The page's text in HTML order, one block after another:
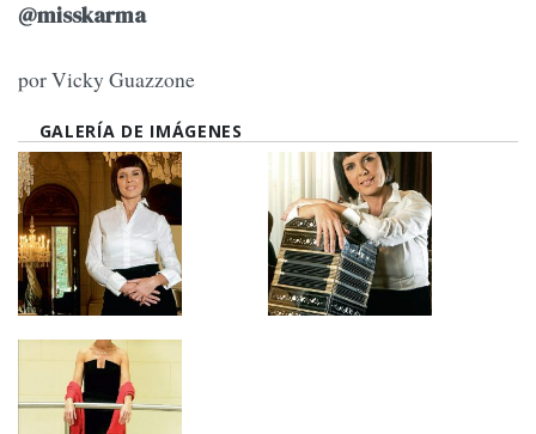
@misskarma
por Vicky Guazzone
GALERÍA DE IMÁGENES